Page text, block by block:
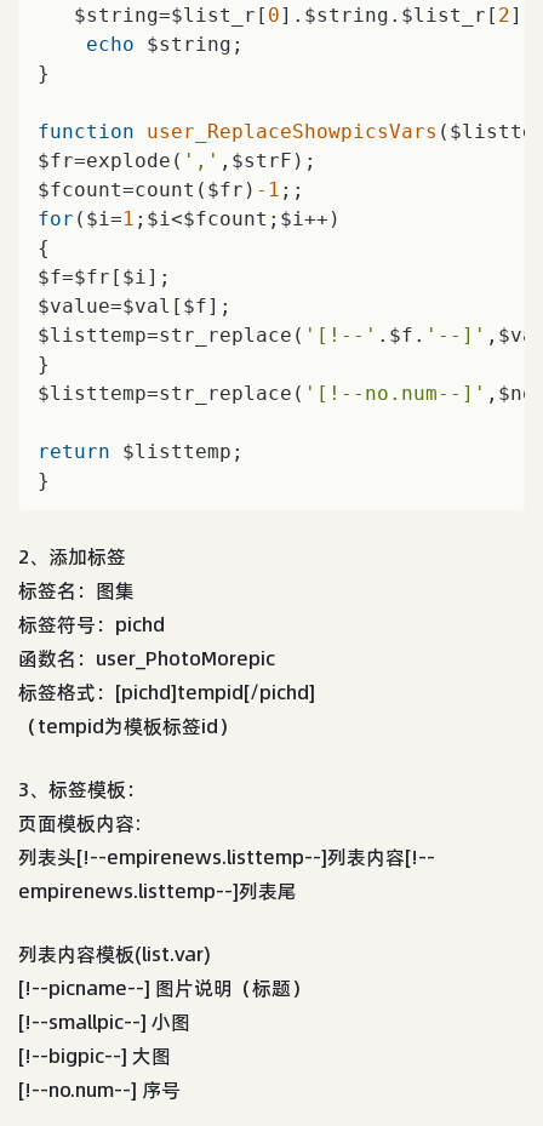
   $string=$list_r[
0].$string.$list_r[ 2];
echo $string;
}
function user_ReplaceShowpicsVars
$fr=explode( ',' ,$strF);
$fcount=count($fr) -1
for ($i=1 ;$i<$fcount;$i++)
{
$f=$fr[$i];
$value=$val[$f];
$listtemp=str_replace( '[!--' .$f. '--]'
}
$listtemp=str_replace( '[!--no.num--]'
return $listtemp;
}
2、添加标签
标签名：图集
标签符号：pichd
函数名：user_PhotoMorepic
标签格式：[pichd]tempid[/pichd]
（tempid为模板标签id）
3、标签模板：
页面模板内容:
列表头[!--empirenews.listtemp--]列表内容[!--
empirenews.listtemp--]列表尾
列表内容模板(list.var)
[!--picname--] 图片说明（标题）
[!--smallpic--] 小图
[!--bigpic--] 大图
[!--no.num--] 序号